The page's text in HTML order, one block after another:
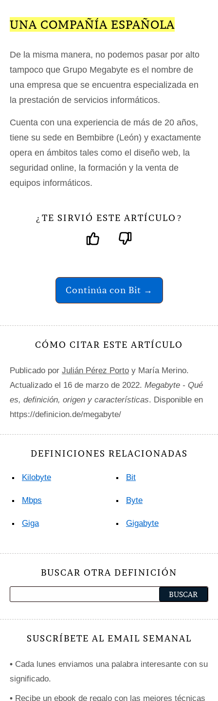
UNA COMPAÑÍA ESPAÑOLA
De la misma manera, no podemos pasar por alto
tampoco que Grupo Megabyte es el nombre de
una empresa que se encuentra especializada en
la prestación de servicios informáticos.
Cuenta con una experiencia de más de 20 años,
tiene su sede en Bembibre (León) y exactamente
opera en ámbitos tales como el diseño web, la
seguridad online, la formación y la venta de
equipos informáticos.
¿ TE SIRVIÓ ESTE ARTÍCULO ?
Continúa con Bit →
CÓMO CITAR ESTE ARTÍCULO
Publicado por Julián Pérez Porto y María Merino.
Actualizado el 16 de marzo de 2022. Megabyte - Qué
es, definición, origen y características. Disponible en
https://definicion.de/megabyte/
DEFINICIONES RELACIONADAS
Kilobyte
Mbps
Giga
Bit
Byte
Gigabyte
BUSCAR OTRA DEFINICIÓN
SUSCRÍBETE AL EMAIL SEMANAL
• Cada lunes enviamos una palabra interesante con su
significado.
• Recibe un ebook de regalo con las mejores técnicas